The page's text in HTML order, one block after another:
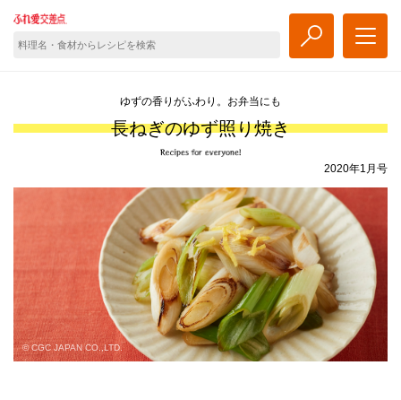
ゆずの香りがふわり。お弁当にも
長ねぎのゆず照り焼き
2020年1月号
© CGC JAPAN CO.,LTD.